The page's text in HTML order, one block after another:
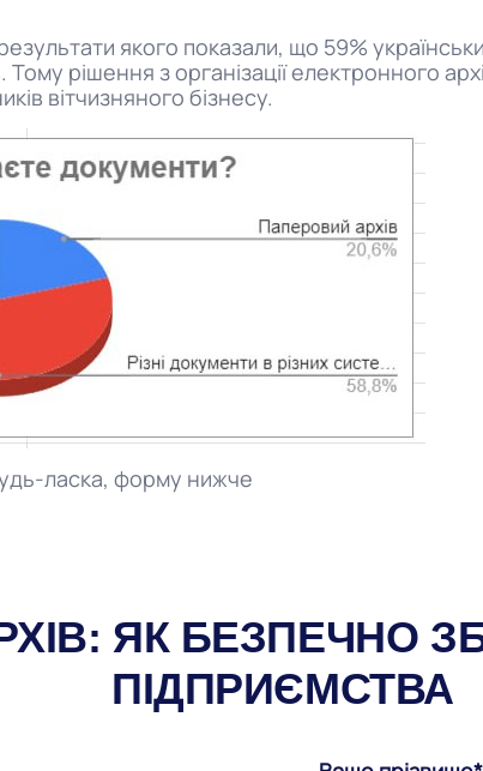
якого показали, що 59%
рішення з організації електронного
вітчизняного бізнесу.
ласка, форму нижче
ЯК БЕЗПЕЧНО
ПІДПРИЄМСТВА